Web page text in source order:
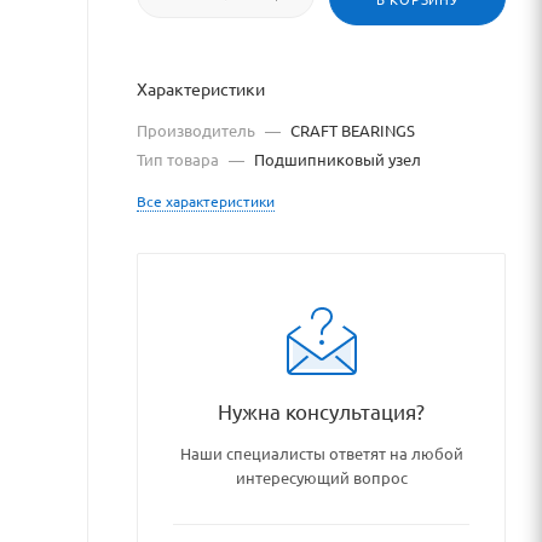
Характеристики
Производитель — CRAFT BEARINGS
Тип товара — Подшипниковый узел
Все характеристики
Нужна консультация?
Наши специалисты ответят на любой
интересующий вопрос